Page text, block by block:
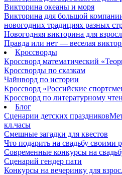
Викторина океаны и моря
Викторина для большой
новогодних традициях разных
Новогодняя викторина для
Правда или нет — веселая
Кроссворды
Кроссворд математический
Кроссворды по сказкам
Чайнворд по истории
Кроссворд «Российские
Кроссворд по литературному
Блог
Сценарии детских праздников
кл.часы
Смешные загадки для квестов
Что подарить на свадьбу своими
Современные конкурсы на
Сценарий гендер пати
Конкурсы на вечеринку для